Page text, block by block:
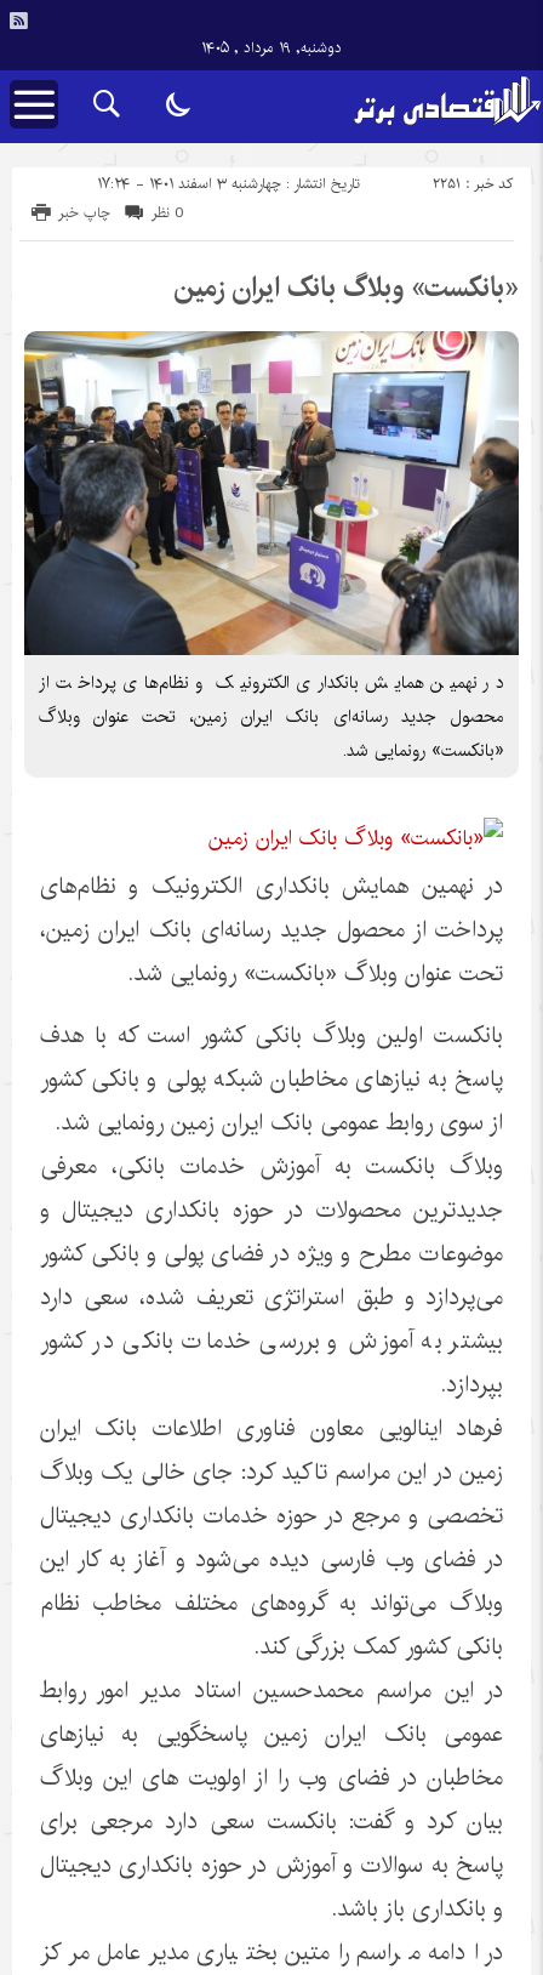
دوشنبه, ۱۹ مرداد , ۱۴۰۵
تاریخ انتشار : چهارشنبه ۳ اسفند ۱۴۰۱ - ۱۷:۲۴ کد خبر : 2251
چاپ خبر 0 نظر
«بانکست» وبلاگ بانک ایران زمین
در نهمین همایش بانکداری الکترونیک و نظام‌های پرداخت از
محصول جدید رسانه‌ای بانک ایران زمین، تحت عنوان وبلاگ
«بانکست» رونمایی شد.
در نهمین همایش بانکداری الکترونیک و نظام‌های
پرداخت از محصول جدید رسانه‌ای بانک ایران زمین،
تحت عنوان وبلاگ «بانکست» رونمایی شد.
بانکست اولین وبلاگ بانکی کشور است که با هدف
پاسخ به نیازهای مخاطبان شبکه پولی و بانکی کشور
از سوی روابط عمومی بانک ایران زمین رونمایی شد.
وبلاگ بانکست به آموزش خدمات بانکی، معرفی
جدید‌ترین محصولات در حوزه بانکداری دیجیتال و
موضوعات مطرح و ویژه در فضای پولی و بانکی کشور
می‌پردازد و طبق استراتژی تعریف شده، سعی دارد
بیشتر به آموزش و بررسی خدمات بانکی در کشور
بپردازد.
فرهاد اینالویی معاون فناوری اطلاعات بانک ایران
زمین در این مراسم تاکید کرد: جای خالی یک وبلاگ
تخصصی و مرجع در حوزه خدمات بانکداری دیجیتال
در فضای وب فارسی دیده می‌شود و آغاز به کار این
وبلاگ می‌تواند به گروه‌های مختلف مخاطب نظام
بانکی کشور کمک بزرگی کند.
در این مراسم محمدحسین استاد مدیر امور روابط
عمومی بانک ایران زمین پاسخگویی به نیازهای
مخاطبان در فضای وب را از اولویت های این وبلاگ
بیان کرد و گفت:‌ بانکست سعی دارد مرجعی برای
پاسخ به سوالات و آموزش‌ در حوزه بانکداری دیجیتال
و بانکداری باز باشد.
در ادامه مراسم رامتین بختیاری مدیرعامل مرکز